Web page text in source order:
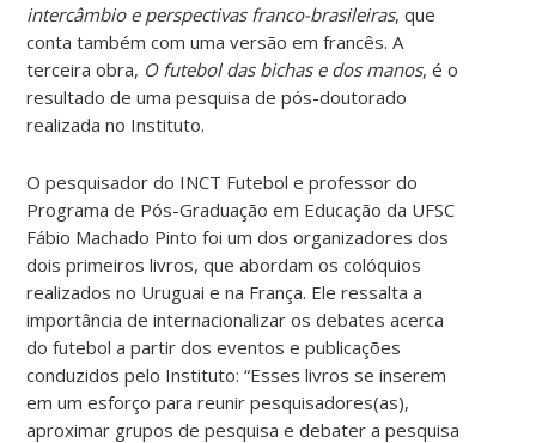
intercâmbio e perspectivas franco-brasileiras, que
conta também com uma versão em francês. A
terceira obra, O futebol das bichas e dos manos, é o
resultado de uma pesquisa de pós-doutorado
realizada no Instituto.
O pesquisador do INCT Futebol e professor do
Programa de Pós-Graduação em Educação da UFSC
Fábio Machado Pinto foi um dos organizadores dos
dois primeiros livros, que abordam os colóquios
realizados no Uruguai e na França. Ele ressalta a
importância de internacionalizar os debates acerca
do futebol a partir dos eventos e publicações
conduzidos pelo Instituto: “Esses livros se inserem
em um esforço para reunir pesquisadores(as),
aproximar grupos de pesquisa e debater a pesquisa